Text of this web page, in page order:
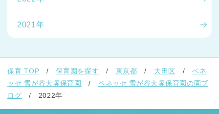
2021年
保育 TOP 保育園を探す 東京都 大田区
ベネ
ッセ 雪が谷大塚保育園
ベネッセ 雪が谷大塚保育園の園ブ
ログ
2022年